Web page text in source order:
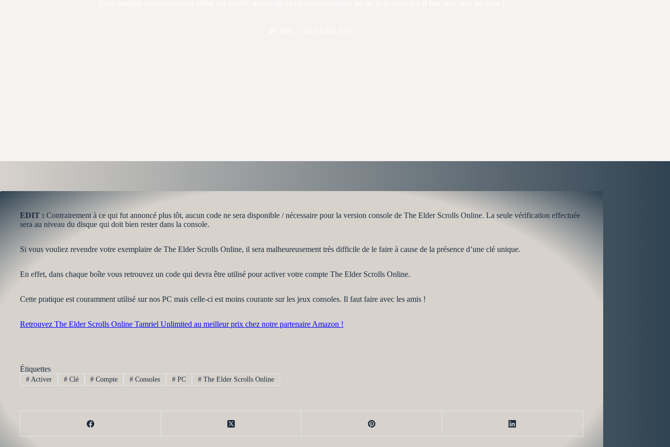
EDIT : Contrairement à ce qui fut annoncé plus tôt, aucun code ne sera disponible / nécessaire pour la version console de The Elder Scrolls Online. La seule vérification effectuée
sera au niveau du disque qui doit bien rester dans la console.
Si vous vouliez revendre votre exemplaire de The Elder Scrolls Online, il sera malheureusement très difficile de le faire à cause de la présence d’une clé unique.
En effet, dans chaque boîte vous retrouvez un code qui devra être utilisé pour activer votre compte The Elder Scrolls Online.
Cette pratique est couramment utilisé sur nos PC mais celle-ci est moins courante sur les jeux consoles. Il faut faire avec les amis !
Retrouvez The Elder Scrolls Online Tamriel Unlimited au meilleur prix chez notre partenaire Amazon !
Étiquettes
#Activer #Clé # Compte # Consoles # PC #The Elder Scrolls Online